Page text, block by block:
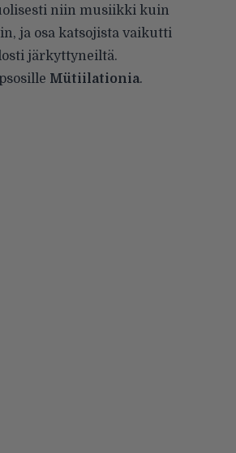
niin musiikki kuin
ja osa katsojista vaikutti
järkyttyneiltä.
Mütiilationia.